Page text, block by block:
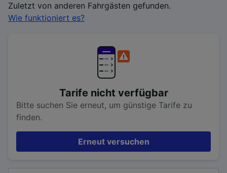
Zuletzt von anderen Fahrgästen gefunden.
Wie funktioniert es?
Tarife nicht verfügbar
Bitte suchen Sie erneut, um günstige Tarife zu
finden.
Erneut versuchen